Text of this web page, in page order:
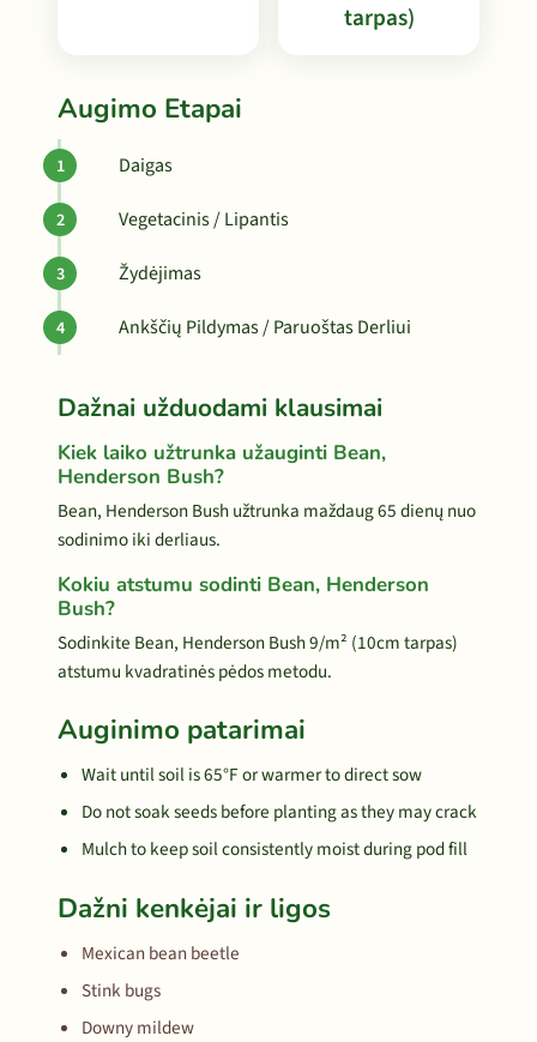
tarpas)
Augimo Etapai
Daigas
Vegetacinis / Lipantis
Žydėjimas
Ankščių Pildymas / Paruoštas Derliui
Dažnai užduodami klausimai
Kiek laiko užtrunka užauginti Bean,
Henderson Bush?
Bean, Henderson Bush užtrunka maždaug 65 dienų nuo
sodinimo iki derliaus.
Kokiu atstumu sodinti Bean, Henderson
Bush?
Sodinkite Bean, Henderson Bush 9/m² (10cm tarpas)
atstumu kvadratinės pėdos metodu.
Auginimo patarimai
Wait until soil is 65°F or warmer to direct sow
Do not soak seeds before planting as they may crack
Mulch to keep soil consistently moist during pod fill
Dažni kenkėjai ir ligos
Mexican bean beetle
Stink bugs
Downy mildew